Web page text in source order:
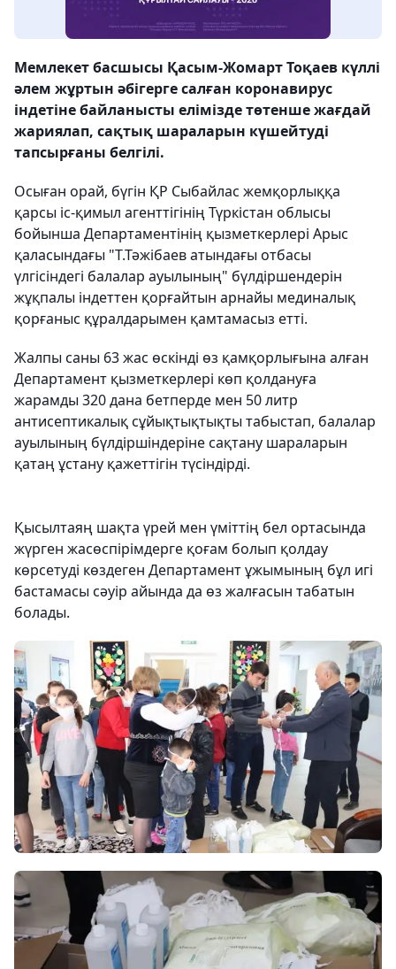
Мемлекет басшысы Қасым-Жомарт Тоқаев күллі
әлем жұртын әбігерге салған коронавирус
індетіне байланысты елімізде төтенше жағдай
жариялап, сақтық шараларын күшейтуді
тапсырғаны белгілі.
Осыған орай, бүгін ҚР Сыбайлас жемқорлыққа
қарсы іс-қимыл агенттігінің Түркістан облысы
бойынша Департаментінің қызметкерлері Арыс
қаласындағы "Т.Тәжібаев атындағы отбасы
үлгісіндегі балалар ауылының" бүлдіршендерін
жұқпалы індеттен қорғайтын арнайы мединалық
қорғаныс құралдарымен қамтамасыз етті.
Жалпы саны 63 жас өскінді өз қамқорлығына алған
Департамент қызметкерлері көп қолдануға
жарамды 320 дана бетперде мен 50 литр
антисептикалық сұйықтықтықты табыстап, балалар
ауылының бүлдіршіндеріне сақтану шараларын
қатаң ұстану қажеттігін түсіндірді.
Қыcылтаяң шақта үрей мен үміттің бел ортасында
жүрген жасөспірімдерге қоғам болып қолдау
көрсетуді көздеген Департамент ұжымының бұл игі
бастамасы сәуір айында да өз жалғасын табатын
болады.